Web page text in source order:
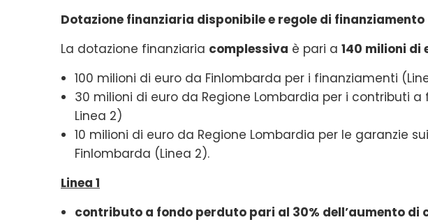
Dotazione finanziaria disponibile e regole di finanziamento
La dotazione finanziaria complessiva è pari a 140 milioni di
100 milioni di euro da Finlombarda per i finanziamenti
30 milioni di euro da Regione Lombardia per i contributi a
Linea 2)
10 milioni di euro da Regione Lombardia per le garanzie
Finlombarda (Linea 2).
Linea 1
contributo a fondo perduto pari al 30% dell’aumento